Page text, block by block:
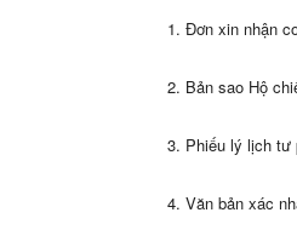
1. Đơn xin nhận
2. Bản sao Hộ
3. Phiếu lý lịch tư
4. Văn bản xác